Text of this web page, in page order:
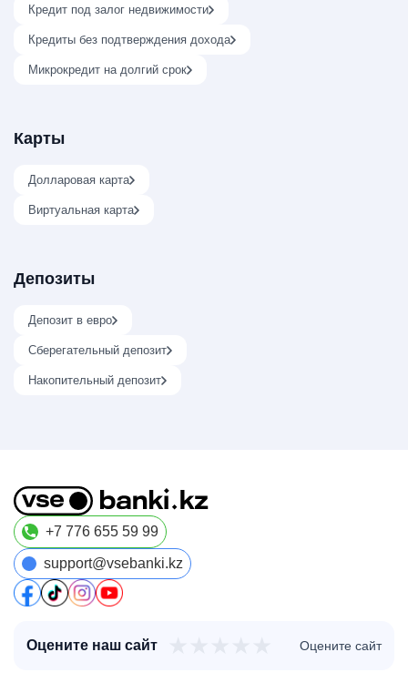
Кредит под залог недвижимости
Кредиты без подтверждения дохода
Микрокредит на долгий срок
Карты
Долларовая карта
Виртуальная карта
Депозиты
Депозит в евро
Сберегательный депозит
Накопительный депозит
+7 776 655 59 99
support@vsebanki.kz
Оцените наш сайт Оцените сайт